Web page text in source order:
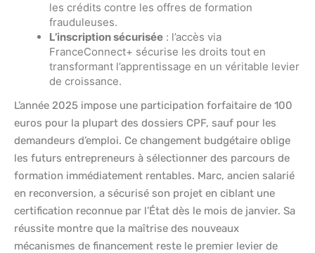
les crédits contre les offres de formation
frauduleuses.
L’inscription sécurisée : l’accès via
FranceConnect+ sécurise les droits tout en
transformant l’apprentissage en un véritable levier
de croissance.
L’année 2025 impose une participation forfaitaire de 100
euros pour la plupart des dossiers CPF, sauf pour les
demandeurs d’emploi. Ce changement budgétaire oblige
les futurs entrepreneurs à sélectionner des parcours de
formation immédiatement rentables. Marc, ancien salarié
en reconversion, a sécurisé son projet en ciblant une
certification reconnue par l’État dès le mois de janvier. Sa
réussite montre que la maîtrise des nouveaux
mécanismes de financement reste le premier levier de